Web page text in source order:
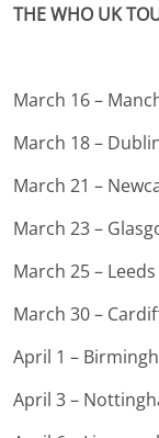
THE WHO UK
March 16 –
March 18 –
March 21 –
March 23 –
March 25 –
March 30 –
April 1 –
April 3 –